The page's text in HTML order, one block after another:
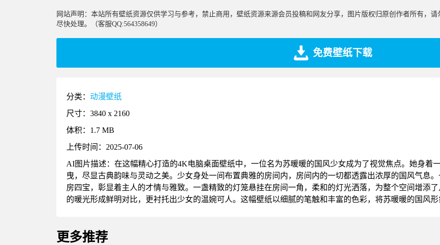
网站声明：本站所有壁纸资源仅供学习与参考，禁止商用，壁纸资源来源会员投稿和网友分享，图片版权归原创作者所有，
尽快处理。（客服QQ:564358649）
免费壁纸下载
分类：动漫壁纸
尺寸：3840 x 2160
体积：1.7 MB
上传时间：2025-07-06
AI图片描述：在这幅精心打造的4K电脑桌面壁纸中，一位名为苏暖暖的国风少女成为了视觉焦点。她身着
曳，尽显古典韵味与灵动之美。少女身处一间布置典雅的房间内，房间内的一切都透露出浓厚的国风气息
房四宝，彰显着主人的才情与雅致。一盏精致的灯笼悬挂在房间一角，柔和的灯光洒落，为整个空间增添
的暖光形成鲜明对比，更衬托出少女的温婉可人。这幅壁纸以细腻的笔触和丰富的色彩，将苏暖暖的国风形
更多推荐